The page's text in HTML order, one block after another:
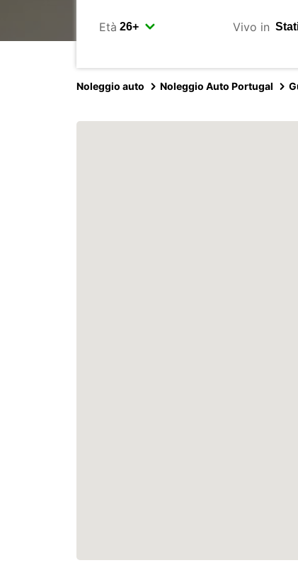
Età Vivo in
Noleggio auto Noleggio Auto Portugal